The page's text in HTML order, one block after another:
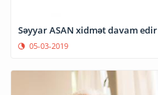
Səyyar ASAN xidmət davam edir
05-03-2019